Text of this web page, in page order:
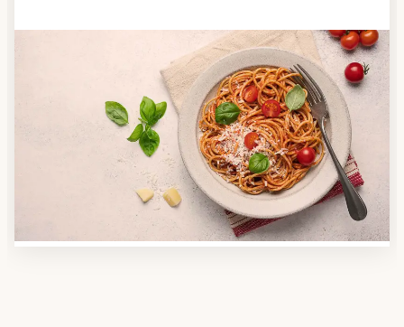
Anbieter finden
Nutzen Sie unsere große Mahlzeiten-Dienst-Suche,
um herauszufinden, welche Anbieter es in Ihrer
Region gibt und welcher am besten zu Ihnen passt.
Verschaffen Sie sich auch einen Überblick über die
Essen auf Rädern-Kosten.